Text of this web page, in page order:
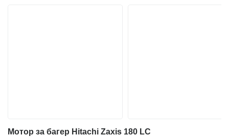
Мотор за багер Hitachi Zaxis 180 LC